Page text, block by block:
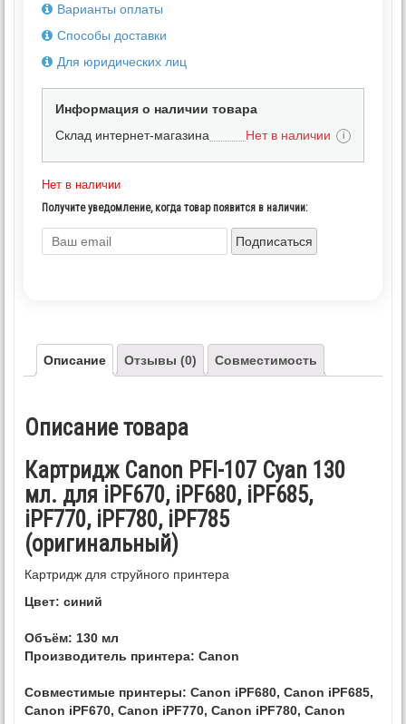
Варианты оплаты
Способы доставки
Для юридических лиц
Информация о наличии товара
Склад интернет-магазина
Нет в наличии i
Нет в наличии
Получите уведомление, когда товар появится в наличии:
Подписаться
Описание Отзывы (0) Совместимость
Описание товара
Картридж Canon PFI-107 Cyan 130
мл. для iPF670, iPF680, iPF685,
iPF770, iPF780, iPF785
(оригинальный)
Картридж для струйного принтера
Цвет: синий
Объём: 130 мл
Производитель принтера: Canon
Совместимые принтеры: Canon iPF680, Canon iPF685,
Canon iPF670, Canon iPF770, Canon iPF780, Canon